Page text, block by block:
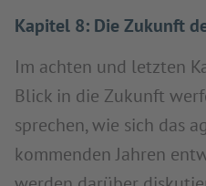
Kapitel 8: Die Zukunft
Im achten und letzten
Blick in die Zukunft
sprechen, wie sich das
kommenden Jahren